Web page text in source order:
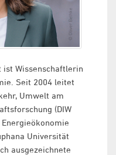
ist Wissenschaftlerin
Seit 2004 leitet
Umwelt am
(DIW
Universität
ausgezeichnete